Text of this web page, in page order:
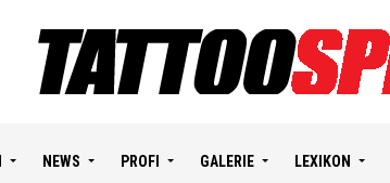
NEWS PROFI GALERIE LEXIKON